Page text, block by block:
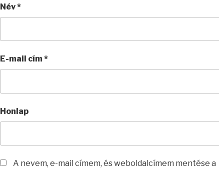
Név*
E-mail cím*
Honlap
A nevem, e-mail címem, és weboldalcímem mentése a